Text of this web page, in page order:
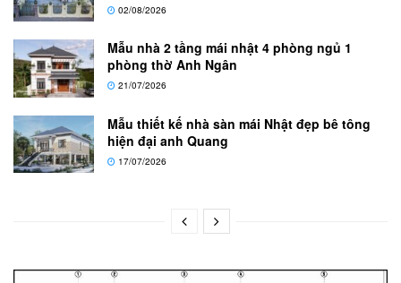
02/08/2026
Mẫu nhà 2 tầng mái nhật 4 phòng ngủ 1
phòng thờ Anh Ngân
21/07/2026
Mẫu thiết kế nhà sàn mái Nhật đẹp bê tông
hiện đại anh Quang
17/07/2026